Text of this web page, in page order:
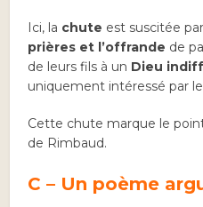
Ici, la chute est suscitée
prières et l’offrande de
de leurs fils à un Dieu
uniquement intéressé par le
Cette chute marque le
de Rimbaud.
C – Un poème